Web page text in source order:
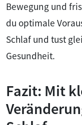
Bewegung und
du optimale
Schlaf und tust
Gesundheit.
Fazit: Mit